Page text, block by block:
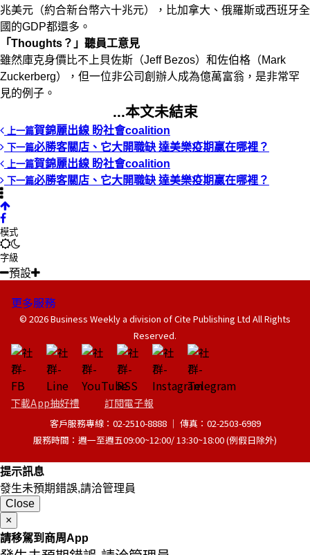
兆美元（約合新台幣六十兆元），比加拿大、俄羅斯或西班牙全
國的GDP都還多。
「Thoughts？」聽員工意見
雖然庫克身價比不上貝佐斯（Jeff Bezos）和佐伯格（Mark
Zuckerberg），但一位非公司創辦人成為億萬富翁，是非常罕
見的例子。
...本文未結束
上一篇賀錦麗出線 盼社會coalition
下一篇必勝客關店、它大開職缺 達美樂疫期贏在哪裡？
上一篇賀錦麗出線 盼社會coalition
下一篇必勝客關店、它大開職缺 達美樂疫期贏在哪裡？
模式
字級
預設
更多服務
© 2026 Business Weekly a division of Cite Publishing Ltd All Rights
Reserved.
下載App抽好禮 訂閱電子報
客戶服務專線：02-2510-8888 │ 傳真：02-2503-6989
服務時間：週一至週五09:00~12:00/ 13:30~18:00 (例假日除外)
提示訊息
發生未預期錯誤,請洽管理員
Close
×
請移駕到商周App